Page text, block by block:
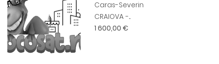
Caras-Severin
CRAIOVA -...
1 600,00 €